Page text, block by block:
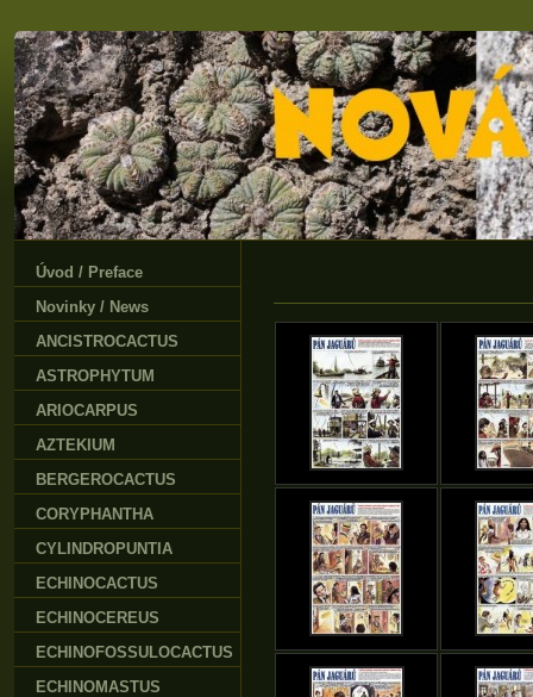
Úvod / Preface
Novinky / News
ANCISTROCACTUS
ASTROPHYTUM
ARIOCARPUS
AZTEKIUM
BERGEROCACTUS
CORYPHANTHA
CYLINDROPUNTIA
ECHINOCACTUS
ECHINOCEREUS
ECHINOFOSSULOCACTUS
ECHINOMASTUS